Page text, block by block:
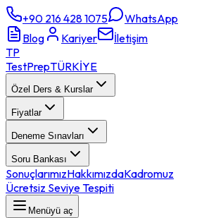
+90 216 428 1075
WhatsApp
Blog
Kariyer
İletişim
TP
TestPrepTÜRKİYE
Özel Ders & Kurslar
Fiyatlar
Deneme Sınavları
Soru Bankası
SonuçlarımızHakkımızdaKadromuz
Ücretsiz Seviye Tespiti
Menüyü aç